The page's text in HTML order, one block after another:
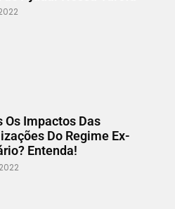
Os Impactos Das
Do Regime Ex-
Entenda!